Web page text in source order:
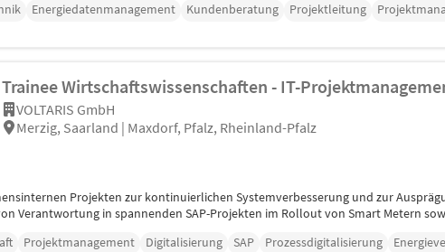
Energiedatenmanagement Kundenberatung Projektleitung
Trainee Wirtschaftswissenschaften - IT-
VOLTARIS GmbH
Merzig, Saarland | Maxdorf, Pfalz, Rheinland-Pfalz
Projekten zur kontinuierlichen Systemverbesserung und zur
Verantwortung in spannenden SAP-Projekten im Rollout von Smart Metern
Projektmanagement Digitalisierung SAP Prozessdigitalisierung